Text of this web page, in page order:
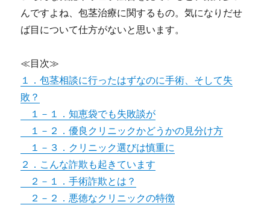
んですよね、包茎治療に関するもの。気になりだせ
ば目について仕方がないと思います。
≪目次≫
１．包茎相談に行ったはずなのに手術、そして失
敗？
１－１．知恵袋でも失敗談が
１－２．優良クリニックかどうかの見分け方
１－３．クリニック選びは慎重に
２．こんな詐欺も起きています
２－１．手術詐欺とは？
２－２．悪徳なクリニックの特徴